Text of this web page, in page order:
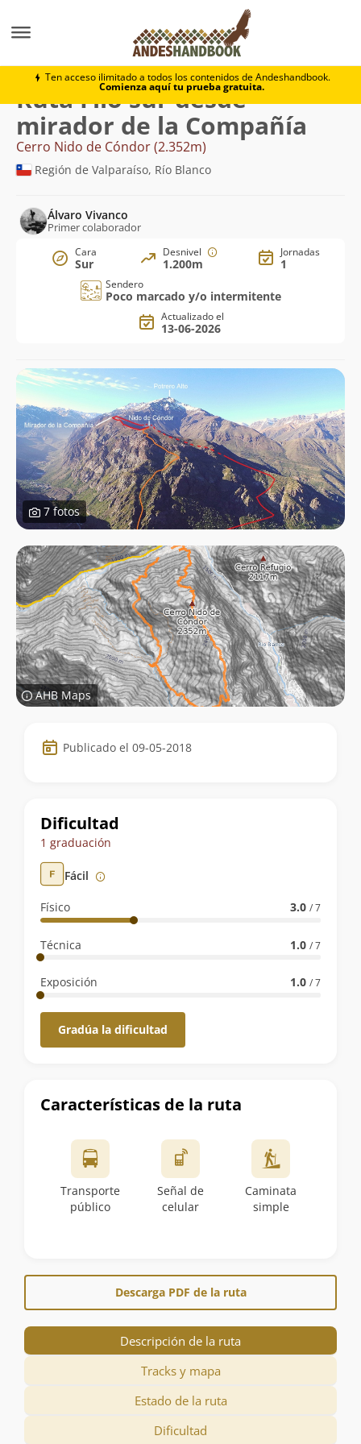
Ten acceso ilimitado a todos los contenidos de Andeshandbook.
Comienza aquí tu prueba gratuita.
Cerro Nido de Cóndor
Ruta Filo sur desde
mirador de la Compañía
Cerro Nido de Cóndor (2.352m)
Región de Valparaíso, Río Blanco
Álvaro Vivanco
Primer colaborador
Cara
Sur
Desnivel
1.200m
Jornadas
1
Sendero
Poco marcado y/o intermitente
Actualizado el
13-06-2026
7 fotos
AHB Maps
Datos
de
ruta
Publicado el 09-05-2018
Dificultad
1 graduación
Fácil
Físico 3.0 / 7
Técnica 1.0 / 7
Exposición 1.0 / 7
Gradúa la dificultad
Características de la ruta
Transporte
público
Señal de
celular
Caminata
simple
Descarga PDF de la ruta
Descripción de la ruta
Tracks y mapa
Estado de la ruta
Dificultad